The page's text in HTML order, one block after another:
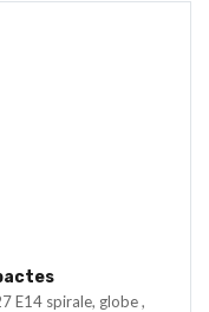
E14 spirale, globe ,